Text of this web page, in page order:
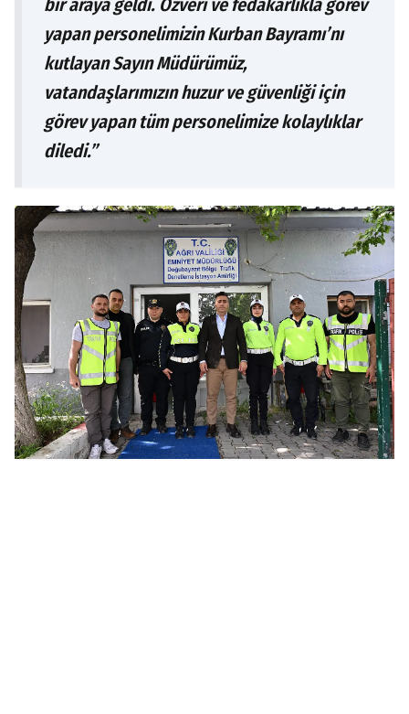
bir araya geldi. Özveri ve fedakârlıkla görev
yapan personelimizin Kurban Bayramı’nı
kutlayan Sayın Müdürümüz,
vatandaşlarımızın huzur ve güvenliği için
görev yapan tüm personelimize kolaylıklar
diledi.”